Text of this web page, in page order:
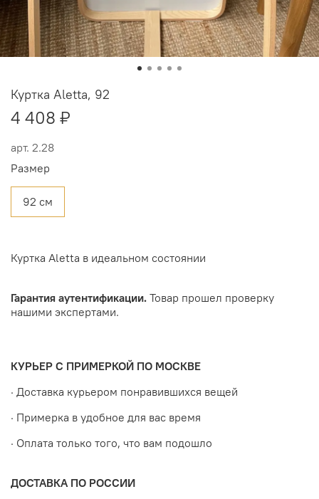
арт. 2.28
Куртка Aletta, 92
4 408 ₽
Размер
92 см
Куртка Aletta в идеальном состоянии
Гарантия аутентификации. Товар прошел проверку
нашими экспертами.
КУРЬЕР С ПРИМЕРКОЙ ПО МОСКВЕ
· Доставка курьером понравившихся вещей
· Примерка в удобное для вас время
· Оплата только того, что вам подошло
ДОСТАВКА ПО РОССИИ